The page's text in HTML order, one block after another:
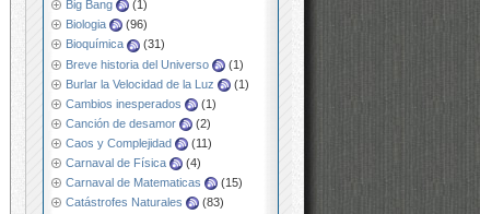
Big Bang
(1)
Biologia
(96)
Bioquímica
(31)
Breve historia del Universo
(1)
Burlar la Velocidad de la Luz
(1)
Cambios inesperados
(1)
Canción de desamor
(2)
Caos y Complejidad
(11)
Carnaval de Física
(4)
Carnaval de Matematicas
(15)
Catástrofes Naturales
(83)